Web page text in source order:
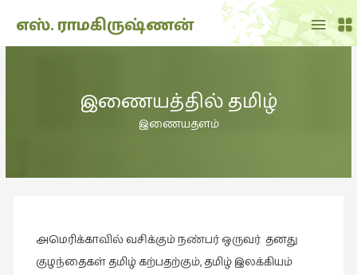
அனுபவம்
எஸ். ராமகிருஷ்ணன்
Main
Menu
இணையத்தில் தமிழ்
இணையதளம்
அமெரிக்காவில் வசிக்கும் நண்பர் ஒருவர் தனது
குழந்தைகள் தமிழ் கற்பதற்கும், தமிழ் இலக்கியம்